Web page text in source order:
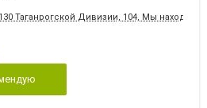
Таганрогской Дивизии, 104, Мы